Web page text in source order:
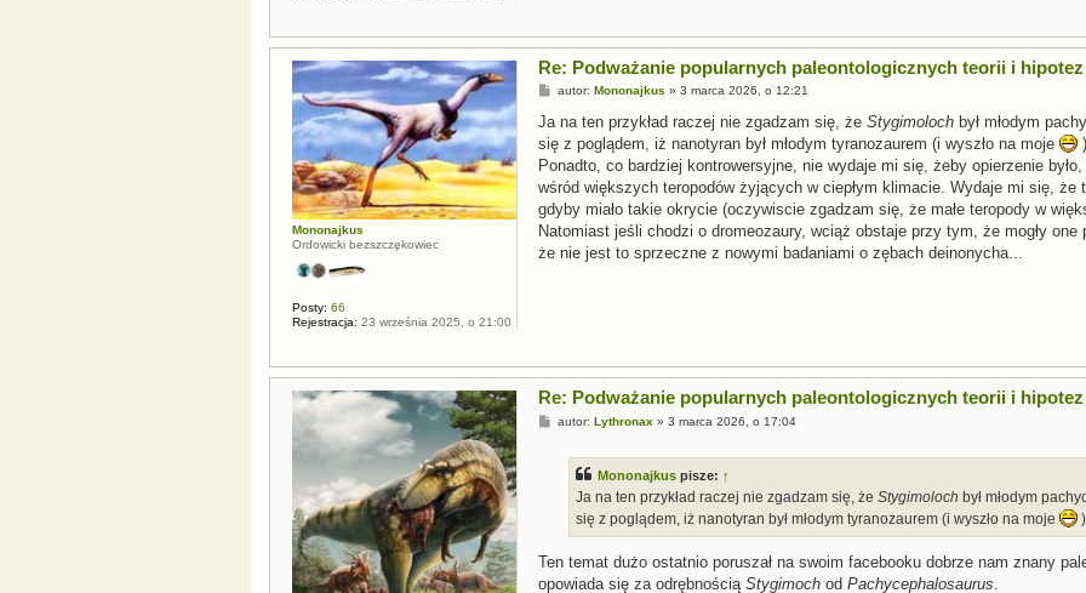
Mononajkus
Ordowicki bezszczękowiec
Posty: 66
Rejestracja: 23 września 2025, o 21:00
Re: Podważanie popularnych paleontologicznych teorii i hipotez
P
s
autor: Mononajkus » 3 marca 2026, o 12:21
Ja na ten przykład raczej nie zgadzam się, że Stygimolochbył młodym
się z poglądem, iż nanotyran był młodym tyranozaurem (i wyszło na moje
Ponadto, co bardziej kontrowersyjne, nie wydaje mi się, żeby opierzenie
wśród większych teropodów żyjących w ciepłym klimacie. Wydaje mi się, że
gdyby miało takie okrycie (oczywiscie zgadzam się, że małe teropody w
Natomiast jeśli chodzi o dromeozaury, wciąż obstaje przy tym, że mogły
że nie jest to sprzeczne z nowymi badaniami o zębach deinonycha...
Re: Podważanie popularnych paleontologicznych teorii i hipotez
Pautor: Lythronax » 3 marca 2026, o 17:04
Mononajkuspisze: ↑
Ja na ten przykład raczej nie zgadzam się, że Stygimoloch był młodym
się z poglądem, iż nanotyran był młodym tyranozaurem (i wyszło na moje
Ten temat dużo ostatnio poruszał na swoim facebooku dobrze nam znany
opowiada się za odrębnością Stygimochod Pachycephalosaurus.